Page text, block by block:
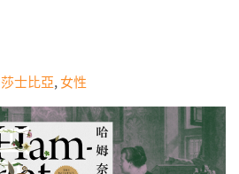
莎士比亞, 女性